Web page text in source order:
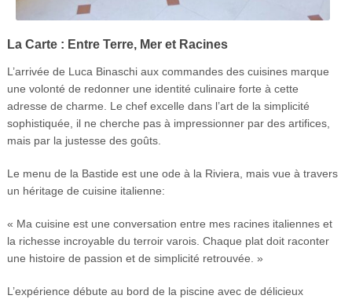
La Carte : Entre Terre, Mer et Racines
L’arrivée de Luca Binaschi aux commandes des cuisines marque
une volonté de redonner une identité culinaire forte à cette
adresse de charme. Le chef excelle dans l’art de la simplicité
sophistiquée, il ne cherche pas à impressionner par des artifices,
mais par la justesse des goûts.
Le menu de la Bastide est une ode à la Riviera, mais vue à travers
un héritage de cuisine italienne:
« Ma cuisine est une conversation entre mes racines italiennes et
la richesse incroyable du terroir varois. Chaque plat doit raconter
une histoire de passion et de simplicité retrouvée. »
L’expérience débute au bord de la piscine avec de délicieux